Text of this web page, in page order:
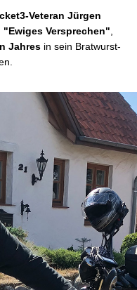
Veteran Jürgen
"Ewiges Versprechen"
Jahres in sein Bratwurst-